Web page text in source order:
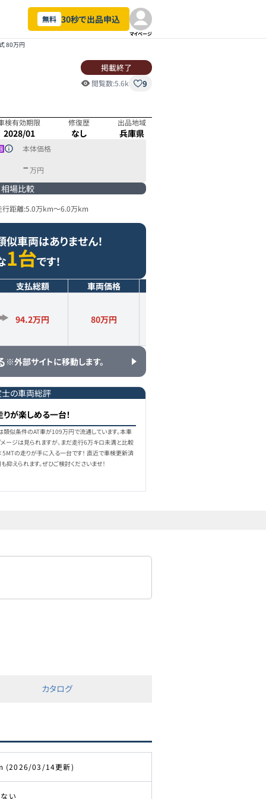
無料 30秒で出品申込
マイページ
80万円
掲載終了
閲覧数:5.6k 9
検有効期限
2028/01
修復歴
なし
出品地域
兵庫県
本体価格
- 万円
相場比較
行距離:5.0万km～6.0万km
車両はありません！
1台です！
支払総額 車両価格
94.2万円 80万円
※外部サイトに移動します。
の車両総評
が楽しめる一台！
類似条件のAT車が109万円で流通しています。本車
ージは見られますが、まだ走行6万キロ未満と比較
の走りが手に入る一台です！ 直近で車検更新済
えられます。ぜひご検討くださいませ！
カタログ
(2026/03/14更新)
い